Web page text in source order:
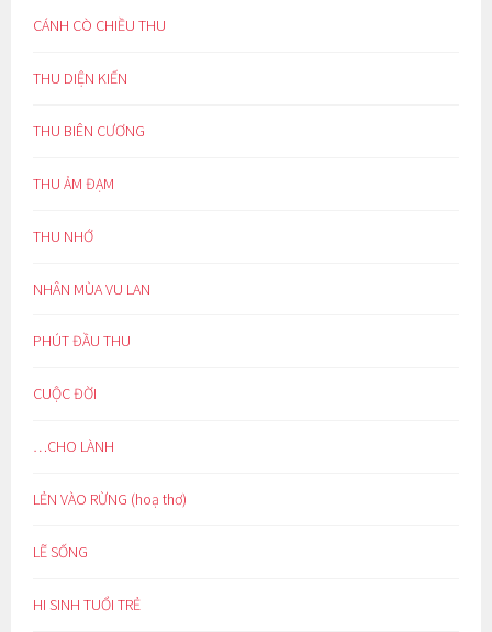
CÁNH CÒ CHIỀU THU
THU DIỆN KIẾN
THU BIÊN CƯƠNG
THU ẢM ĐẠM
THU NHỚ
NHÂN MÙA VU LAN
PHÚT ĐẦU THU
CUỘC ĐỜI
…CHO LÀNH
LẺN VÀO RỪNG (hoạ thơ)
LẼ SỐNG
HI SINH TUỔI TRẺ